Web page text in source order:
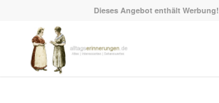
Dieses Angebot enthält Werbung!